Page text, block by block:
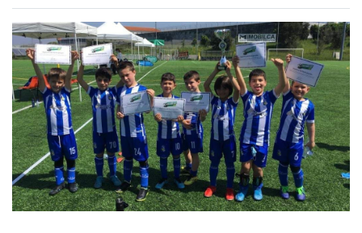
15
DO
OLIVEIRA
DO
DOURO
GARANTEM
PERMANÊNCIA